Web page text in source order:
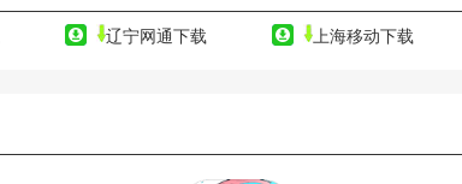
辽宁网通下载 上海移动下载